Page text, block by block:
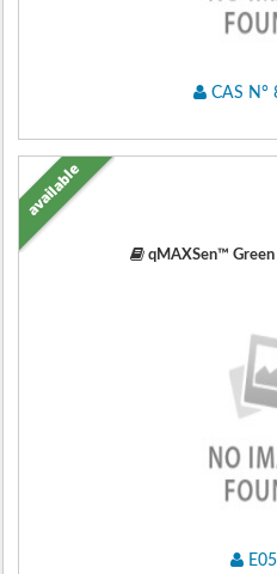
CAS N°
qMAXSen™
available